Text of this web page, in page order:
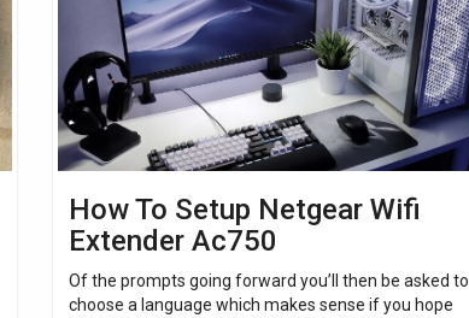
How To Setup Netgear Wifi
Extender Ac750
Of the prompts going forward you’ll then be asked to
choose a language which makes sense if you hope
Extender
Ac750